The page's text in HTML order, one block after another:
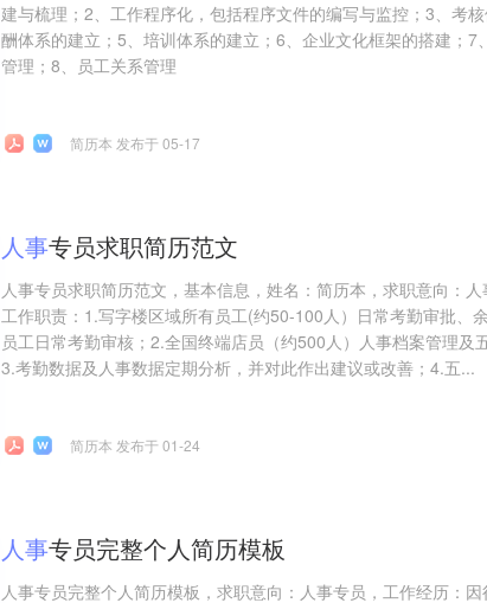
建与梳理；2、工作程序化，包括程序文件的编写与监控；3、考
酬体系的建立；5、培训体系的建立；6、企业文化框架的搭建；7
管理；8、员工关系管理
简历本 发布于 05-17
人事专员求职简历范文
人事专员求职简历范文，基本信息，姓名：简历本，求职意向：人
工作职责：1.写字楼区域所有员工(约50-100人）日常考勤审批、
员工日常考勤审核；2.全国终端店员（约500人）人事档案管理及
3.考勤数据及人事数据定期分析，并对此作出建议或改善；4.五...
简历本 发布于 01-24
人事专员完整个人简历模板
人事专员完整个人简历模板，求职意向：人事专员，工作经历：